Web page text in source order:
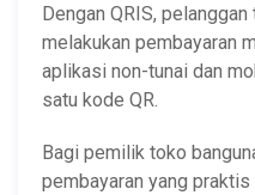
Dengan QRIS,
melakukan pembayaran
aplikasi non-tunai dan
satu kode QR.
Bagi pemilik toko
pembayaran yang